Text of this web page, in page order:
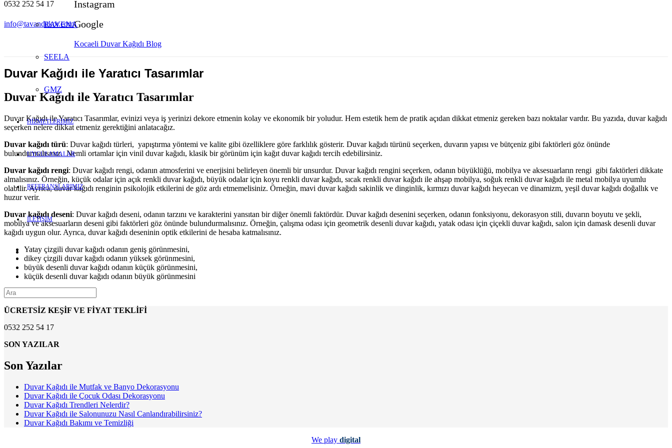
0532 252 54 17
info@tavandekor.com
Instagram
Google
Kocaeli Duvar Kağıdı Blog
RAVENA
SEELA
GMZ
HİZMETLERİMİZ
UYGULAMALAR
REFERANSLARIMIZ
İLETİŞİM
Duvar Kağıdı ile Yaratıcı Tasarımlar
Duvar Kağıdı ile Yaratıcı Tasarımlar
Duvar Kağıdı ile Yaratıcı Tasarımlar, evinizi veya iş yerinizi dekore etmenin kolay ve ekonomik bir yoludur. Hem estetik hem de pratik açıdan dikkat etmeniz gereken bazı noktalar vardır. Bu yazıda, duvar kağıdı
seçerken nelere dikkat etmeniz gerektiğini anlatacağız.
Duvar kağıdı türü: Duvar kağıdı türleri, yapıştırma yöntemi ve kalite gibi özelliklere göre farklılık gösterir. Duvar kağıdı türünü seçerken, duvarın yapısı ve bütçeniz gibi faktörleri göz önünde
bulundurmalısınız. Nemli ortamlar için vinil duvar kağıdı, klasik bir görünüm için kağıt duvar kağıdı tercih edebilirsiniz.
Duvar kağıdı rengi: Duvar kağıdı rengi, odanın atmosferini ve enerjisini belirleyen önemli bir unsurdur. Duvar kağıdı rengini seçerken, odanın büyüklüğü, mobilya ve aksesuarların rengi gibi faktörleri dikkate
almalısınız. Örneğin, küçük odalar için açık renkli duvar kağıdı, büyük odalar için koyu renkli duvar kağıdı, sıcak renkli duvar kağıdı ile ahşap mobilya, soğuk renkli duvar kağıdı ile metal mobilya uyumlu
olabilir. Ayrıca, duvar kağıdı renginin psikolojik etkilerini de göz ardı etmemelisiniz. Örneğin, mavi duvar kağıdı sakinlik ve dinginlik, kırmızı duvar kağıdı heyecan ve dinamizm, yeşil duvar kağıdı doğallık ve
huzur verir.
Duvar kağıdı deseni: Duvar kağıdı deseni, odanın tarzını ve karakterini yansıtan bir diğer önemli faktördür. Duvar kağıdı desenini seçerken, odanın fonksiyonu, dekorasyon stili, duvarın boyutu ve şekli,
mobilya ve aksesuarların deseni gibi faktörleri göz önünde bulundurmalısınız. Örneğin, çalışma odası için geometrik desenli duvar kağıdı, yatak odası için çiçekli duvar kağıdı, salon için damask desenli duvar
kağıdı uygun olur. Ayrıca, duvar kağıdı deseninin optik etkilerini de hesaba katmalısınız.
Yatay çizgili duvar kağıdı odanın geniş görünmesini,
dikey çizgili duvar kağıdı odanın yüksek görünmesini,
büyük desenli duvar kağıdı odanın küçük görünmesini,
küçük desenli duvar kağıdı odanın büyük görünmesini
sağlar.
ÜCRETSİZ KEŞİF VE FİYAT TEKLİFİ
0532 252 54 17
SON YAZILAR
Son Yazılar
Duvar Kağıdı ile Mutfak ve Banyo Dekorasyonu
Duvar Kağıdı ile Çocuk Odası Dekorasyonu
Duvar Kağıdı Trendleri Nelerdir?
Duvar Kağıdı ile Salonunuzu Nasıl Canlandırabilirsiniz?
Duvar Kağıdı Bakımı ve Temizliği
We play digital